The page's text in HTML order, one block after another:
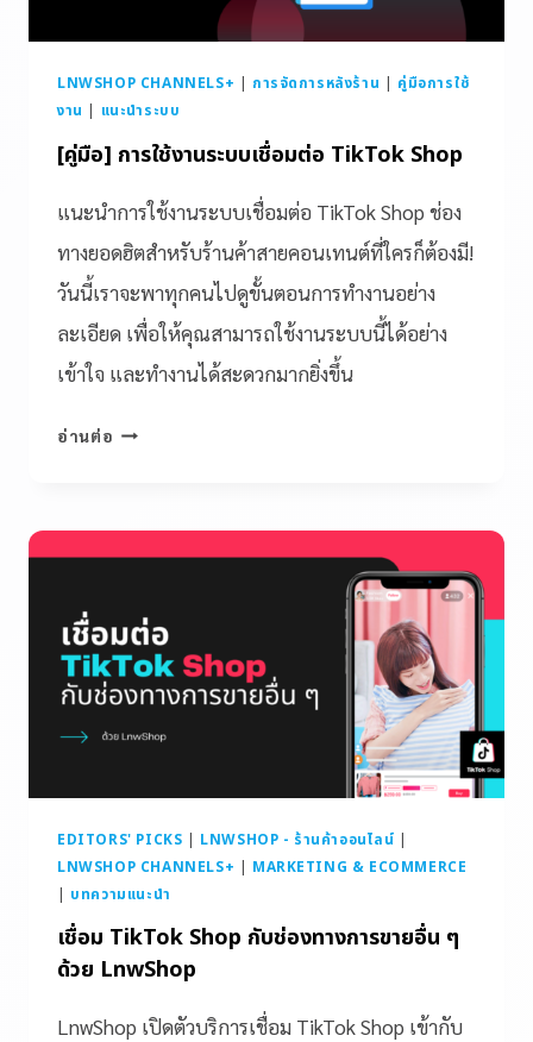
LNWSHOP CHANNELS+ | การจัดการหลังร้าน | คู่มือการใช้
งาน | แนะนำระบบ
[คู่มือ] การใช้งานระบบเชื่อมต่อ TikTok Shop
แนะนำการใช้งานระบบเชื่อมต่อ TikTok Shop ช่อง
ทางยอดฮิตสำหรับร้านค้าสายคอนเทนต์ที่ใครก็ต้องมี!
วันนี้เราจะพาทุกคนไปดูขั้นตอนการทำงานอย่าง
ละเอียด เพื่อให้คุณสามารถใช้งานระบบนี้ได้อย่าง
เข้าใจ และทำงานได้สะดวกมากยิ่งขึ้น
อ่านต่อ
EDITORS' PICKS | LNWSHOP - ร้านค้าออนไลน์ |
LNWSHOP CHANNELS+ | MARKETING & ECOMMERCE
| บทความแนะนำ
เชื่อม TikTok Shop กับช่องทางการขายอื่น ๆ
ด้วย LnwShop
LnwShop เปิดตัวบริการเชื่อม TikTok Shop เข้ากับ